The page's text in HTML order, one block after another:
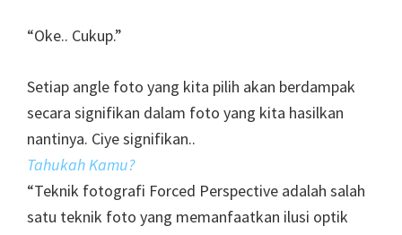
“Oke.. Cukup.”
Setiap angle foto yang kita pilih akan berdampak
secara signifikan dalam foto yang kita hasilkan
nantinya. Ciye signifikan..
Tahukah Kamu?
“Teknik fotografi Forced Perspective adalah salah
satu teknik foto yang memanfaatkan ilusi optik